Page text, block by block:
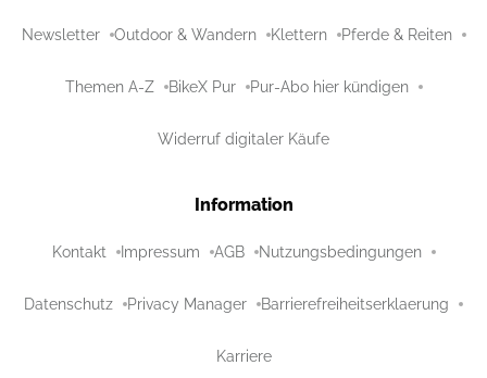
Newsletter Outdoor & Wandern Klettern Pferde & Reiten
Themen A-Z BikeX Pur Pur-Abo hier kündigen
Widerruf digitaler Käufe
Information
Kontakt Impressum AGB Nutzungsbedingungen
Datenschutz Privacy Manager Barrierefreiheitserklaerung
Karriere